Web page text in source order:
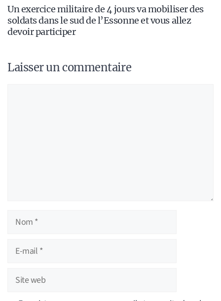
Un exercice militaire de 4 jours va mobiliser des
soldats dans le sud de l’Essonne et vous allez
devoir participer
Laisser un commentaire
Nom
Site
web